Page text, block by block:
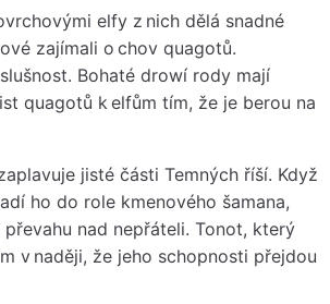
elfy z nich dělá snadné
zajímali o chov quagotů.
Bohaté drowí rody mají
quagotů k elfům tím, že je berou na
jisté části Temných říší. Když
ho do role kmenového šamana,
nad nepřáteli. Tonot, který
v naději, že jeho schopnosti přejdou